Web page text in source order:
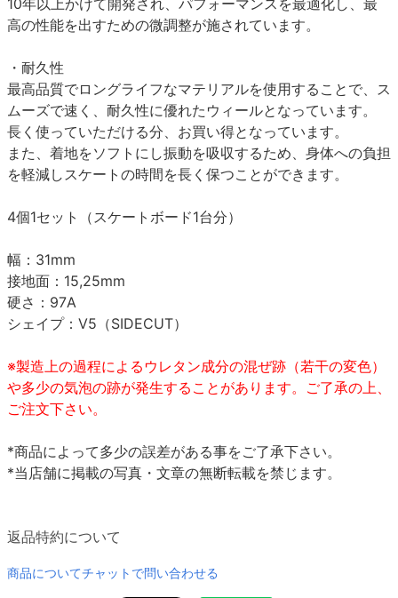
高の性能を出すための微調整が施されています。
・耐久性
最高品質でロングライフなマテリアルを使用することで、ス
ムーズで速く、耐久性に優れたウィールとなっています。
長く使っていただける分、お買い得となっています。
また、着地をソフトにし振動を吸収するため、身体への負担
を軽減しスケートの時間を長く保つことができます。
4個1セット（スケートボード1台分）
幅：31mm
接地面：15,25mm
硬さ：97A
シェイプ：V5（SIDECUT）
※製造上の過程によるウレタン成分の混ぜ跡（若干の変色）
や多少の気泡の跡が発生することがあります。ご了承の上、
ご注文下さい。
*商品によって多少の誤差がある事をご了承下さい。
*当店舗に掲載の写真・文章の無断転載を禁じます。
返品特約について
商品についてチャットで問い合わせる